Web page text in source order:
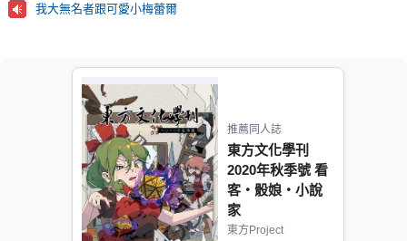
我大無名者跟可愛小梅蕾爾
推薦同人誌
東方文化學刊
2020年秋季號 看
客‧骰娘‧小說
家
東方Project